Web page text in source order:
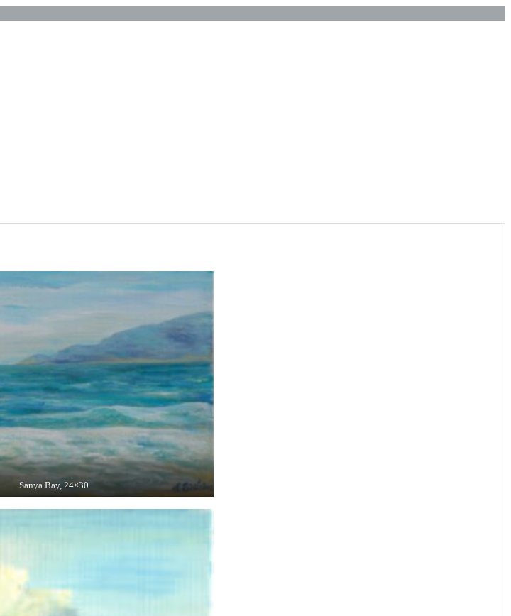
Sanya Bay, 24×30